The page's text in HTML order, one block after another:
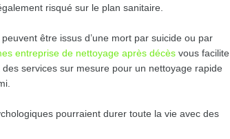
risqué sur le plan sanitaire.
être issus d’une mort par suicide ou par
entreprise de nettoyage après décès vous facilite
services sur mesure pour un nettoyage rapide
pourraient durer toute la vie avec des